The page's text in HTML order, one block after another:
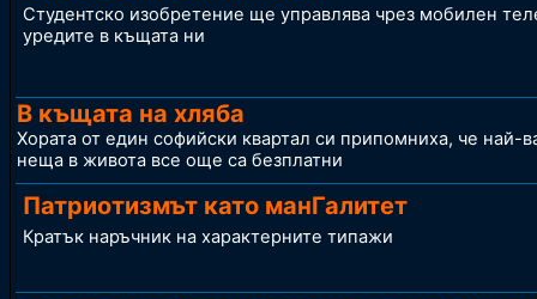
Студентско изобретение ще управлява чрез мобилен
уредите в къщата ни
В къщата на хляба
Хората от един софийски квартал си припомниха, че най-
неща в живота все още са безплатни
Патриотизмът като манГалитет
Кратък наръчник на характерните типажи